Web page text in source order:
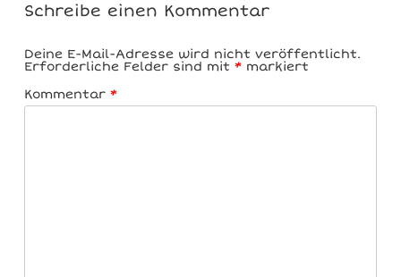
Schreibe einen Kommentar
Deine E-Mail-Adresse wird nicht veröffentlicht.
Erforderliche Felder sind mit* markiert
Kommentar*